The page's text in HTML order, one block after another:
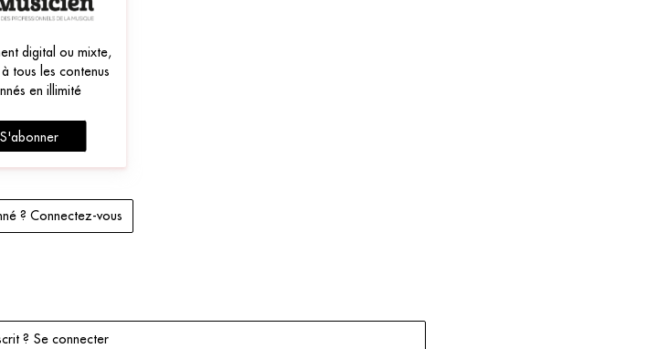
digital ou mixte,
tous les contenus
en illimité
S'abonner
? Connectez-vous
? Se connecter